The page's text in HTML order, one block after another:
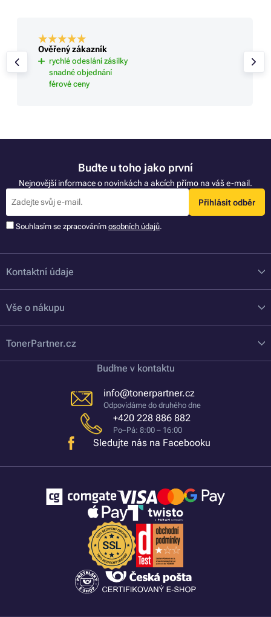
Ověřený zákazník
rychlé odeslání zásilky
snadné objednání
férové ceny
Buďte u toho jako první
Nejnovější informace o novinkách a akcích přímo na váš e-mail.
Přihlásit odběr
Souhlasím se zpracováním osobních údajů.
Kontaktní údaje
Vše o nákupu
TonerPartner.cz
Buďme v kontaktu
info@tonerpartner.cz
Odpovídáme do druhého dne
+420 228 886 882
Po–Pá: 8:00 – 16:00
Sledujte nás na Facebooku